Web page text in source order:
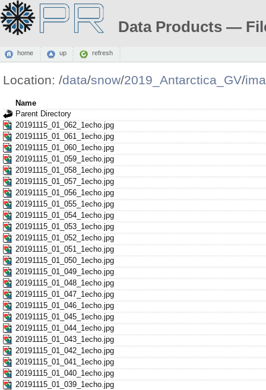
Data Products —
home up refresh
Location: /data/snow/2019_Antarctica_GV/
Name
Parent Directory
20191115_01_062_1echo.jpg
20191115_01_061_1echo.jpg
20191115_01_060_1echo.jpg
20191115_01_059_1echo.jpg
20191115_01_058_1echo.jpg
20191115_01_057_1echo.jpg
20191115_01_056_1echo.jpg
20191115_01_055_1echo.jpg
20191115_01_054_1echo.jpg
20191115_01_053_1echo.jpg
20191115_01_052_1echo.jpg
20191115_01_051_1echo.jpg
20191115_01_050_1echo.jpg
20191115_01_049_1echo.jpg
20191115_01_048_1echo.jpg
20191115_01_047_1echo.jpg
20191115_01_046_1echo.jpg
20191115_01_045_1echo.jpg
20191115_01_044_1echo.jpg
20191115_01_043_1echo.jpg
20191115_01_042_1echo.jpg
20191115_01_041_1echo.jpg
20191115_01_040_1echo.jpg
20191115_01_039_1echo.jpg